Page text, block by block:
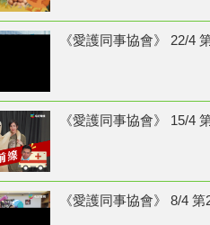
《愛護同事協會》 22/4
《愛護同事協會》 15/4
《愛護同事協會》 8/4